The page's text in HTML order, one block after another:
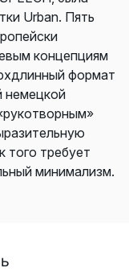
Urban. Пять
концепциям
формат
немецкой
того требует
минимализм.